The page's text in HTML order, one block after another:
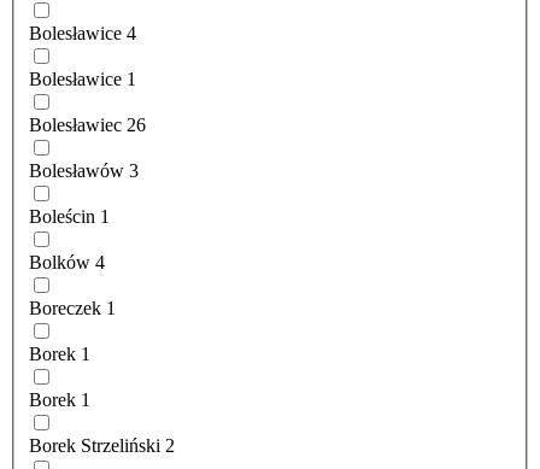
Bolesławice 4
Bolesławice 1
Bolesławiec 26
Bolesławów 3
Boleścin 1
Bolków 4
Boreczek 1
Borek 1
Borek 1
Borek Strzeliński 2